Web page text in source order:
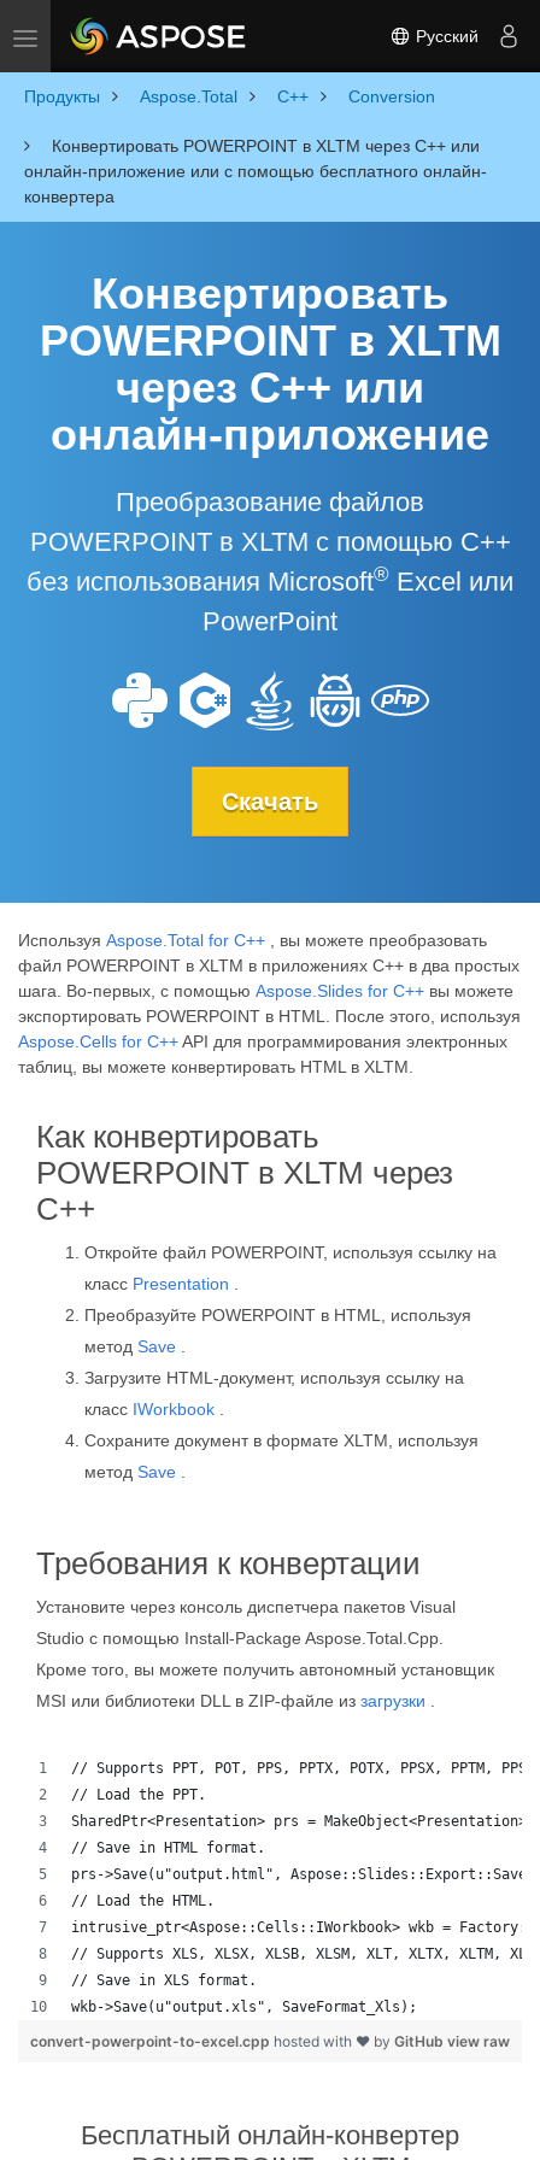
Toggle navigation Русский
Продукты Aspose.Total C++ Conversion
Конвертировать POWERPOINT в XLTM через C++ или
онлайн-приложение или с помощью бесплатного онлайн-
конвертера
Конвертировать
POWERPOINT в XLTM
через C++ или
онлайн-приложение
Преобразование файлов
POWERPOINT в XLTM с помощью C++
без использования Microsoft® Excel или
PowerPoint
Скачать
Используя Aspose.Total for C++ , вы можете преобразовать
файл POWERPOINT в XLTM в приложениях C++ в два простых
шага. Во-первых, с помощью Aspose.Slides for C++ вы можете
экспортировать POWERPOINT в HTML. После этого, используя
Aspose.Cells for C++API для программирования электронных
таблиц, вы можете конвертировать HTML в XLTM.
Как конвертировать
POWERPOINT в XLTM через
C++
Откройте файл POWERPOINT, используя ссылку на
класс Presentation
Преобразуйте POWERPOINT в HTML, используя
метод Save
Загрузите HTML-документ, используя ссылку на
класс IWorkbook
Сохраните документ в формате XLTM, используя
метод Save
Требования к конвертации
Установите через консоль диспетчера пакетов Visual
Studio с помощью Install-Package Aspose.Total.Cpp.
Кроме того, вы можете получить автономный установщик
MSI или библиотеки DLL в ZIP-файле из загрузки
// Supports PPT, POT, PPS, PPTX, POTX, PPSX, PPTM,
// Load the PPT.
SharedPtr<Presentation> prs =
// Save in HTML format.
prs->Save(u"output.html",
// Load the HTML.
intrusive_ptr<Aspose::Cells::IWorkbook> wkb =
// Supports XLS, XLSX, XLSB, XLSM, XLT, XLTX, XLTM,
// Save in XLS format.
wkb->Save(u"output.xls", SaveFormat_Xls);
view raw
convert-powerpoint-to-excel.cpp hosted with ❤ by GitHub
Бесплатный онлайн-конвертер